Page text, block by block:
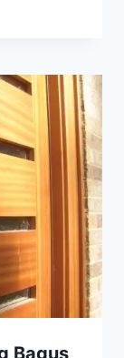
Bagus